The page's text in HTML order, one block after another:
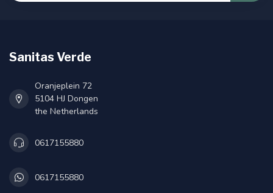
Sanitas Verde
Oranjeplein 72
5104 HJ Dongen
the Netherlands
0617155880
0617155880